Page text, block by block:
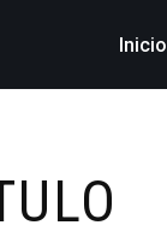
Inicio